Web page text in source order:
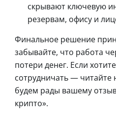
скрывают ключевую
резервам, офису и
Финальное решение
забывайте, что работа
потери денег. Если
сотрудничать — читайте
будем рады вашему
крипто».